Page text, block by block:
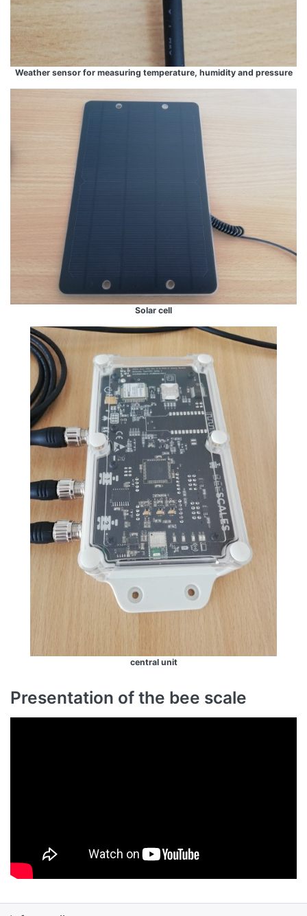
Weather sensor for measuring temperature, humidity and pressure
Solar cell
central unit
Presentation of the bee scale